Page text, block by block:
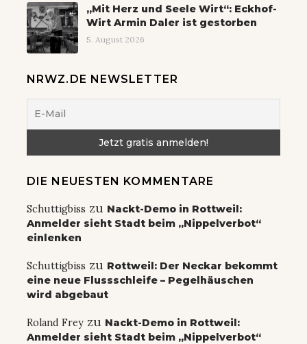
„Mit Herz und Seele Wirt“: Eckhof-
Wirt Armin Daler ist gestorben
5. August 2026
NRWZ.DE NEWSLETTER
DIE NEUESTEN KOMMENTARE
Schuttigbiss zu Nackt-Demo in Rottweil:
Anmelder sieht Stadt beim „Nippelverbot“
einlenken
Schuttigbiss zu Rottweil: Der Neckar bekommt
eine neue Flussschleife – Pegelhäuschen
wird abgebaut
Roland Frey zu Nackt-Demo in Rottweil:
Anmelder sieht Stadt beim „Nippelverbot“